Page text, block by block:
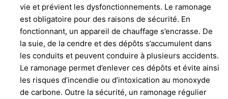
vie et prévient les dysfonctionnements. Le ramonage
est obligatoire pour des raisons de sécurité. En
fonctionnant, un appareil de chauffage s’encrasse. De
la suie, de la cendre et des dépôts s’accumulent dans
les conduits et peuvent conduire à plusieurs accidents.
Le ramonage permet d’enlever ces dépôts et évite ainsi
les risques d’incendie ou d’intoxication au monoxyde
de carbone. Outre la sécurité, un ramonage régulier